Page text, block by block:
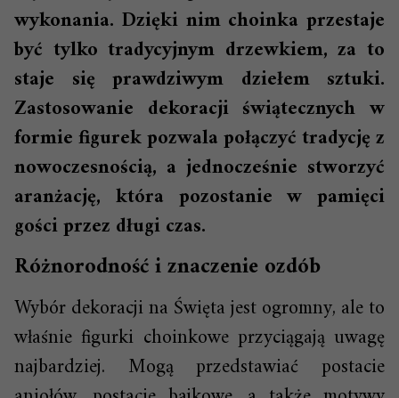
wykonania. Dzięki nim choinka przestaje
być tylko tradycyjnym drzewkiem, za to
staje się prawdziwym dziełem sztuki.
Zastosowanie dekoracji świątecznych w
formie figurek pozwala połączyć tradycję z
nowoczesnością, a jednocześnie stworzyć
aranżację, która pozostanie w pamięci
gości przez długi czas.
Różnorodność i znaczenie ozdób
Wybór dekoracji na Święta jest ogromny, ale to
właśnie figurki choinkowe przyciągają uwagę
najbardziej. Mogą przedstawiać postacie